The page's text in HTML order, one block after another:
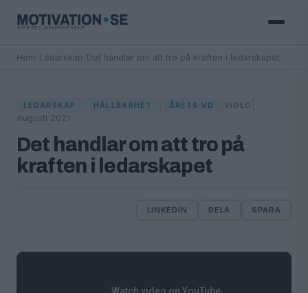
Hem Ledarskap Det handlar om att tro på kraften i ledarskapet
LEDARSKAP HÅLLBARHET ÅRETS VD VIDEO
Augusti 2021
Det handlar om att tro på
kraften i ledarskapet
LINKEDIN DELA SPARA